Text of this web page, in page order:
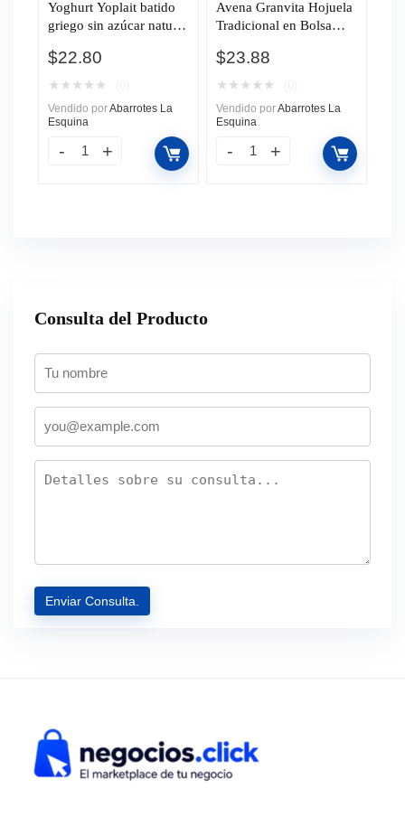
Yoghurt Yoplait batido
griego sin azúcar natural
$22.80
★ ★ ★ ★ ★
Vendido porAbarrotes La
Esquina
Avena Granvita Hojuela
Tradicional en Bolsa
$23.88
★ ★ ★ ★ ★
Vendido porAbarrotes La
Esquina
Consulta del Producto